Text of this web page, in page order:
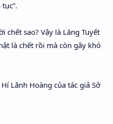
chết sao? Vậy là Lăng Tuyết
là chết rồi mà còn gây khó
Lãnh Hoàng của tác giả Sở